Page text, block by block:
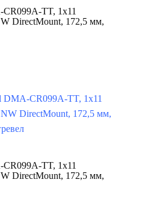
TT, 1x11
DirectMount, 172,5 мм,
TT, 1x11
DirectMount, 172,5 мм,